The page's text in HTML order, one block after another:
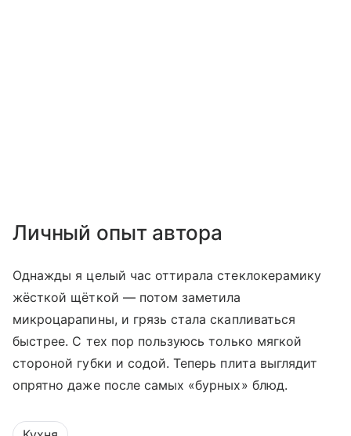
Личный опыт автора
Однажды я целый час оттирала стеклокерамику
жёсткой щёткой — потом заметила
микроцарапины, и грязь стала скапливаться
быстрее. С тех пор пользуюсь только мягкой
стороной губки и содой. Теперь плита выглядит
опрятно даже после самых «бурных» блюд.